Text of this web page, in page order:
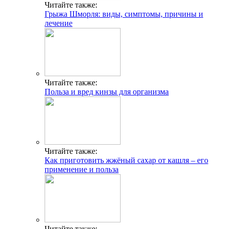
Читайте также:
Грыжа Шморля: виды, симптомы, причины и
лечение
Читайте также:
Польза и вред кинзы для организма
Читайте также:
Как приготовить жжёный сахар от кашля – его
применение и польза